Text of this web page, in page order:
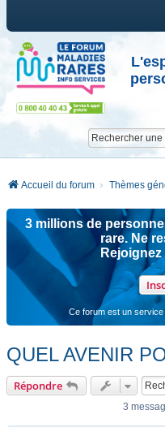
Accueil du forum Thèmes
3 millions de
rare. Ne
Ce forum est un
QUEL AVENIR
Répondre
3